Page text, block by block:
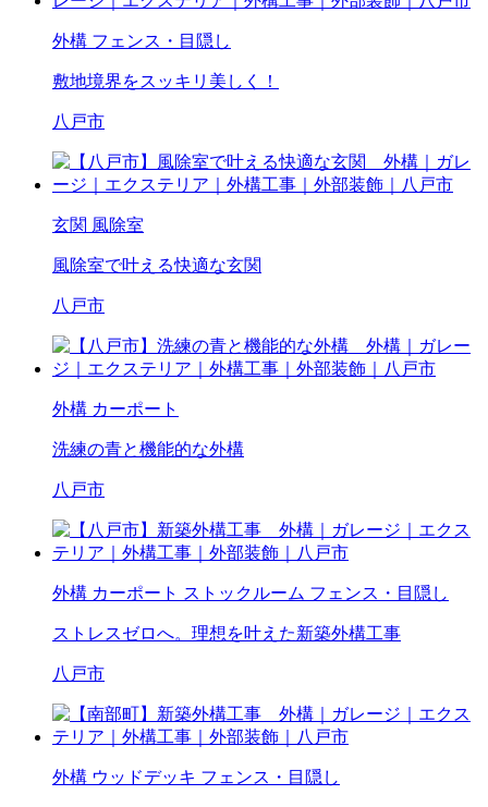
外構 フェンス・目隠し
敷地境界をスッキリ美しく！
八戸市
玄関 風除室
風除室で叶える快適な玄関
八戸市
外構 カーポート
洗練の青と機能的な外構
八戸市
外構 カーポート ストックルーム フェンス・目隠し
ストレスゼロへ。理想を叶えた新築外構工事
八戸市
外構 ウッドデッキ フェンス・目隠し